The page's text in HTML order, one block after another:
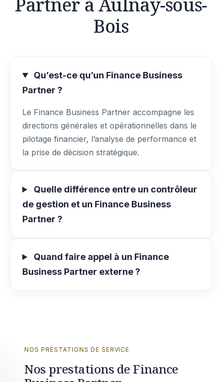
Bois
Qu’est-ce qu’un Finance Business
Partner ?
Le Finance Business Partner accompagne les
directions générales et opérationnelles dans le
pilotage financier, l’analyse de performance et
la prise de décision stratégique.
Quelle différence entre un contrôleur
de gestion et un Finance Business
Partner ?
Quand faire appel à un Finance
Business Partner externe ?
NOS PRESTATIONS DE SERVICE
Nos prestations de Finance